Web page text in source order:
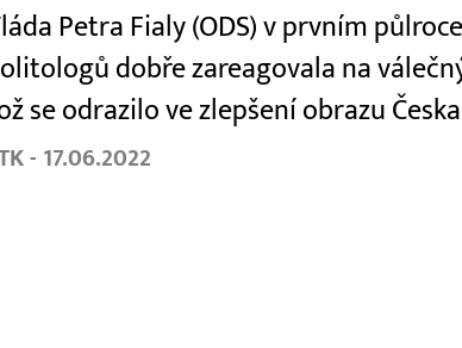
Petra Fialy (ODS) v prvním
dobře zareagovala na
se odrazilo ve zlepšení obrazu
- 17.06.2022